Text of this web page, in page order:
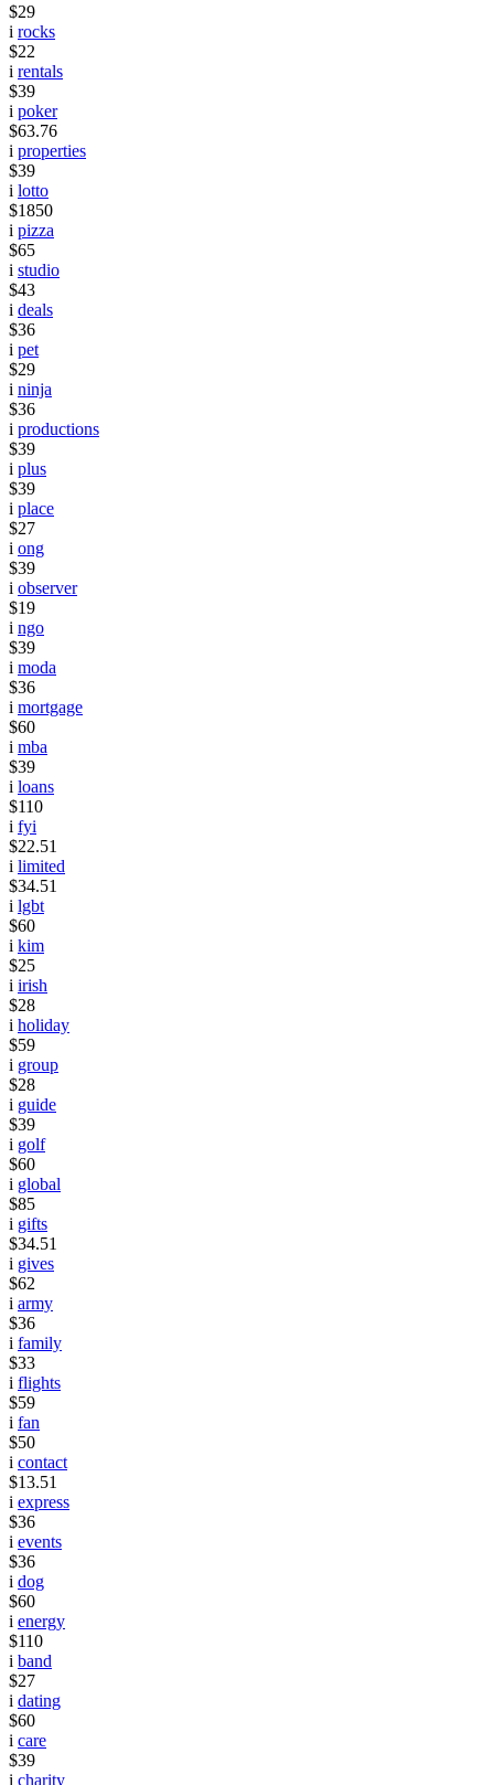
$29
i rocks
$22
i rentals
$39
i poker
$63.76
i properties
$39
i lotto
$1850
i pizza
$65
i studio
$43
i deals
$36
i pet
$29
i ninja
$36
i productions
$39
i plus
$39
i place
$27
i ong
$39
i observer
$19
i ngo
$39
i moda
$36
i mortgage
$60
i mba
$39
i loans
$110
i fyi
$22.51
i limited
$34.51
i lgbt
$60
i kim
$25
i irish
$28
i holiday
$59
i group
$28
i guide
$39
i golf
$60
i global
$85
i gifts
$34.51
i gives
$62
i army
$36
i family
$33
i flights
$59
i fan
$50
i contact
$13.51
i express
$36
i events
$36
i dog
$60
i energy
$110
i band
$27
i dating
$60
i care
$39
i charity